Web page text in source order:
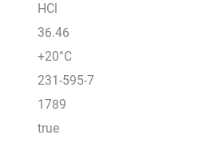
HCl
36.46
+20°C
231-595-7
1789
true